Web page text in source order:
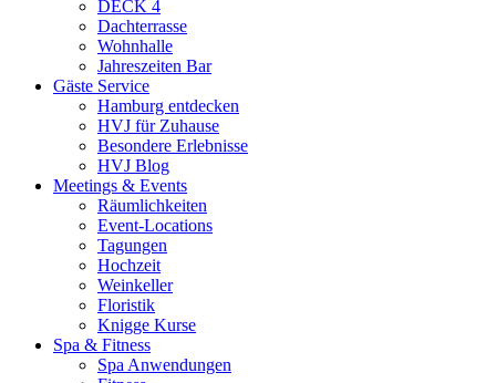
DECK 4
Dachterrasse
Wohnhalle
Jahreszeiten Bar
Gäste Service
Hamburg entdecken
HVJ für Zuhause
Besondere Erlebnisse
HVJ Blog
Meetings & Events
Räumlichkeiten
Event-Locations
Tagungen
Hochzeit
Weinkeller
Floristik
Knigge Kurse
Spa & Fitness
Spa Anwendungen